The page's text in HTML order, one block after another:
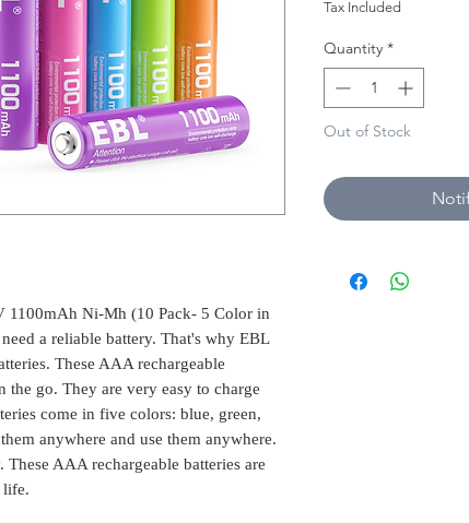
1100mAh Ni-Mh (10 Pack- 5 Color in
a reliable battery. That's why EBL
These AAA rechargeable
the go. They are very easy to charge
come in five colors: blue, green,
anywhere and use them anywhere.
AAA rechargeable batteries are
life.
Tax Included
Quantity *
Out of Stock